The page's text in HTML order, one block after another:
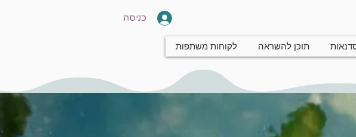
כניסה
תוכן להשראה לקוחות משתפות